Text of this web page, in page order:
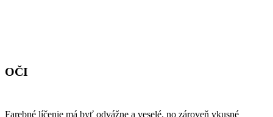
OČI
Farebné líčenie má byť odvážne a veselé, no zároveň vkusné